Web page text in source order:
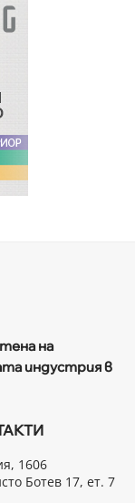
на
индустрия в
1606
Ботев 17, ет. 7